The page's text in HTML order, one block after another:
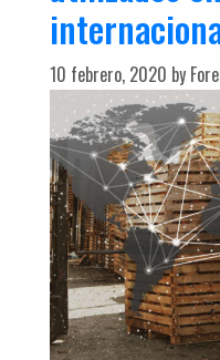
10 febrero, 2020 by